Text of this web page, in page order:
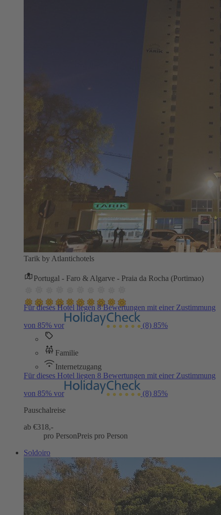
Tarik by Atlantichotels
Portugal - Faro & Algarve - Praia da Rocha (Portimao)
Für dieses Hotel liegen 8 Bewertungen mit einer Zustimmung
von 85% vor (8) 85%
Familie
Internetzugang
Für dieses Hotel liegen 8 Bewertungen mit einer Zustimmung
von 85% vor (8) 85%
Pauschalreise
ab €318,-
pro PersonPreis pro Person
Soldoiro